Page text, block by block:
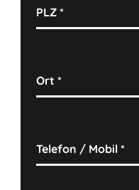
PLZ*
Ort*
Telefon / Mobil*